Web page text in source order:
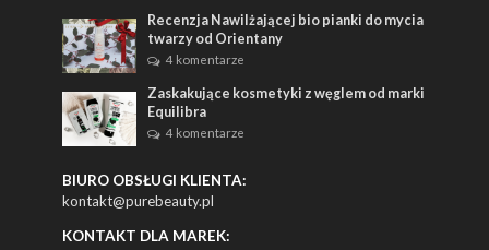
Recenzja Nawilżającej bio pianki do mycia
twarzy od Orientany
4 komentarze
Zaskakujące kosmetyki z węglem od marki
Equilibra
4 komentarze
BIURO OBSŁUGI KLIENTA:
kontakt@purebeauty.pl
KONTAKT DLA MAREK: